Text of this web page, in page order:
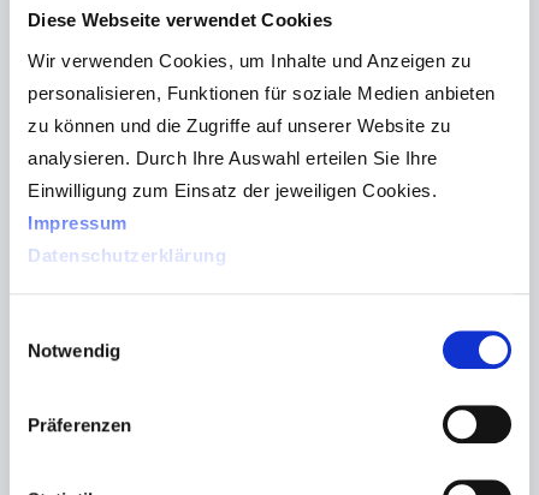
Diese Webseite verwendet Cookies
Wir verwenden Cookies, um Inhalte und Anzeigen zu
personalisieren, Funktionen für soziale Medien anbieten
zu können und die Zugriffe auf unserer Website zu
analysieren. Durch Ihre Auswahl erteilen Sie Ihre
Einwilligung zum Einsatz der jeweiligen Cookies.
Impressum
Datenschutzerklärung
Notwendig
Präferenzen
Endkunden hatten mit dieser Karte die Möglichkeit, ihre
neue Handlupe gleich praktisch auf Herz und Nieren
auszuprobieren, zu bewerten und die Karte an uns zu
senden. Damit hatten Sie die Chance auf einen
Einkaufsgutschein für verschiedene Online-Plattformen,
wie z.B. Amazon. Und weil sich
wenn man es teilt, hat mit der Auslosung auch der
Die Firma
Glücklichen
Wir sagen Danke fürs Mitmachen, für Ihr